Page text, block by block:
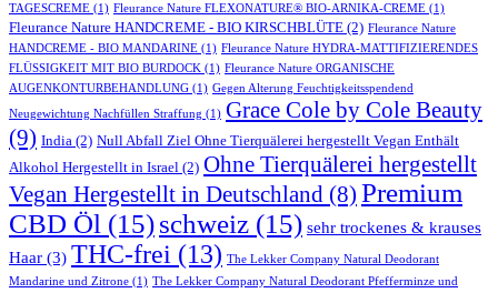
TAGESCREME (1) Fleurance Nature FLEXONATURE® BIO-ARNIKA-CREME (1)
Fleurance Nature HANDCREME - BIO KIRSCHBLÜTE (2) Fleurance Nature
HANDCREME - BIO MANDARINE (1) Fleurance Nature HYDRA-MATTIFIZIERENDES
FLÜSSIGKEIT MIT BIO BURDOCK (1) Fleurance Nature ORGANISCHE
AUGENKONTURBEHANDLUNG (1) Gegen Alterung Feuchtigkeitsspendend
Neugewichtung Nachfüllen Straffung (1) Grace Cole by Cole Beauty
(9) India (2) Null Abfall Ziel Ohne Tierquälerei hergestellt Vegan Enthält
Alkohol Hergestellt in Israel (2) Ohne Tierquälerei hergestellt
Vegan Hergestellt in Deutschland (8) Premium
CBD Öl (15)schweiz (15) sehr trockenes & krauses
Haar (3) THC-frei (13) The Lekker Company Natural Deodorant
Mandarine und Zitrone (1) The Lekker Company Natural Deodorant Pfefferminze und